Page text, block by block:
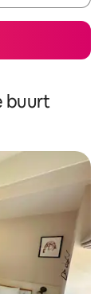
buurt